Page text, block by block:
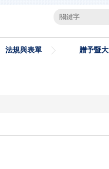
法規與表單 贈予暨大